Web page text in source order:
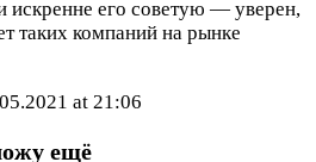
искренне его советую — уверен,
таких компаний на рынке
at 21:06
ещё